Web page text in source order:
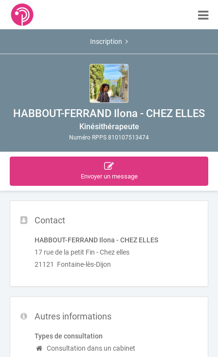
Inscription
HABBOUT-FERRAND Ilona - CHEZ ELLES
Kinésithérapeute
Numéro RPPS 810107513474
Envoyer un message
Contact
HABBOUT-FERRAND Ilona - CHEZ ELLES
17 rue de la petit Fin - Chez elles
21121 Fontaine-lès-Dijon
Autres informations
Types de consultation
Consultation dans un cabinet